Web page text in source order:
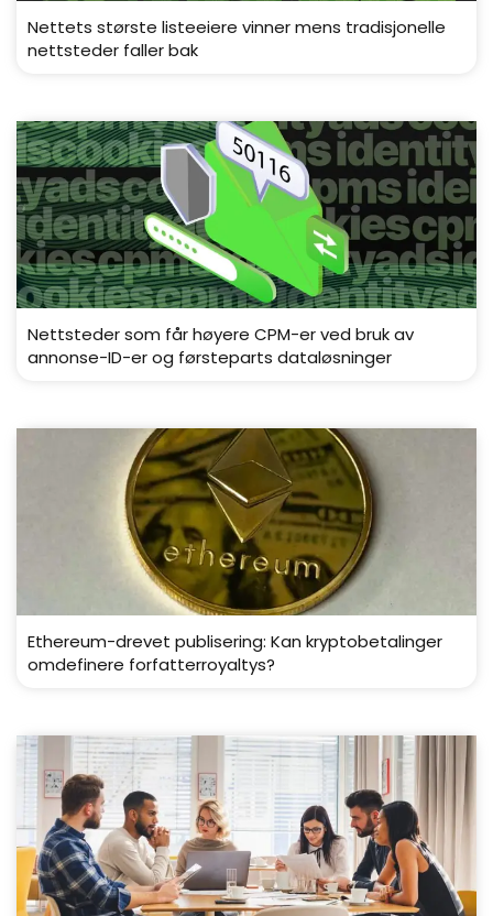
Nettets største listeeiere vinner mens tradisjonelle
nettsteder faller bak
Nettsteder som får høyere CPM-er ved bruk av
annonse-ID-er og førsteparts dataløsninger
Ethereum-drevet publisering: Kan kryptobetalinger
omdefinere forfatterroyaltys?